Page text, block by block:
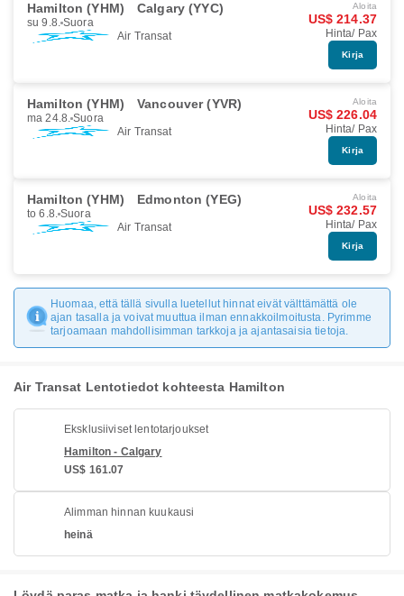
Hamilton (YHM) Calgary (YYC)
su 9.8. Suora
Air Transat
Aloita
US$ 214.37
Hinta/ Pax
Kirja
Hamilton (YHM) Vancouver (YVR)
ma 24.8. Suora
Air Transat
Aloita
US$ 226.04
Hinta/ Pax
Kirja
Hamilton (YHM) Edmonton (YEG)
to 6.8. Suora
Air Transat
Aloita
US$ 232.57
Hinta/ Pax
Kirja
Huomaa, että tällä sivulla luetellut hinnat eivät välttämättä ole
ajan tasalla ja voivat muuttua ilman ennakkoilmoitusta. Pyrimme
tarjoamaan mahdollisimman tarkkoja ja ajantasaisia tietoja.
Air Transat Lentotiedot kohteesta Hamilton
Eksklusiiviset lentotarjoukset
Hamilton - Calgary
US$ 161.07
Alimman hinnan kuukausi
heinä